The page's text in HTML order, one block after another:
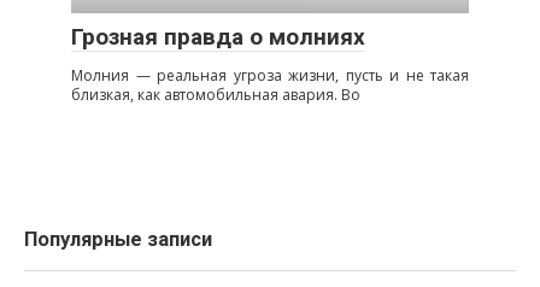
Грозная правда о молниях
Молния — реальная угроза жизни, пусть и не такая
близкая, как автомобильная авария. Во
Популярные записи